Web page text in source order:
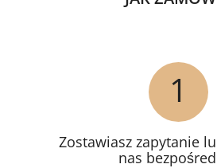
1
Zostawiasz zapytanie
nas